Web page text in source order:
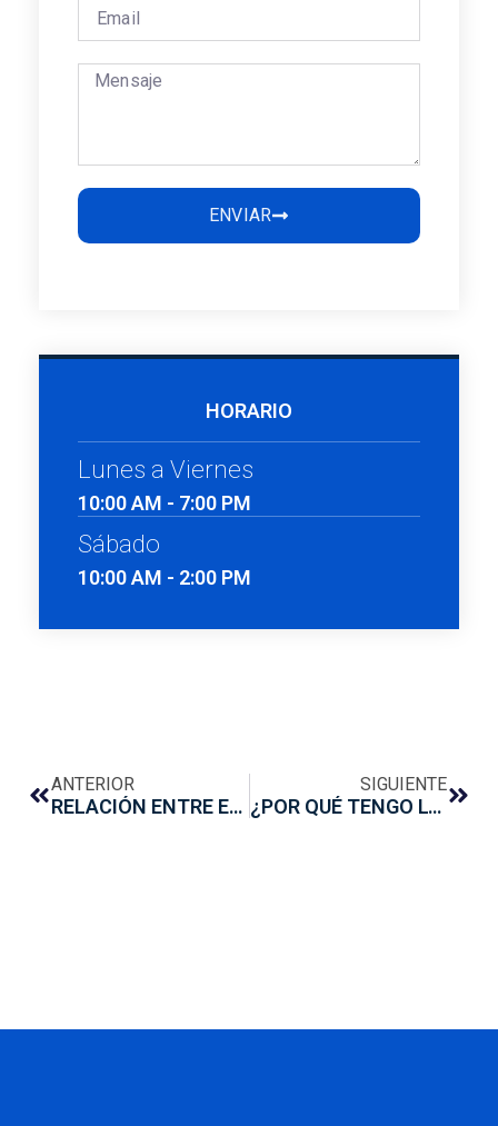
ENVIAR
HORARIO
Lunes a Viernes
10:00 AM - 7:00 PM
Sábado
10:00 AM - 2:00 PM
ANTERIOR
RELACIÓN ENTRE EL ESTRÉS Y LA ENFERMEDAD PERIODONTAL
SIGUIENTE
¿POR QUÉ TENGO LOS DIENTES APIÑADOS Y CÓMO PUEDO SOLUCIONARLO?